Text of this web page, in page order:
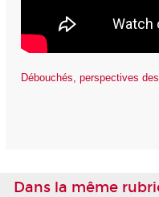
Débouchés, perspectives
Dans la même